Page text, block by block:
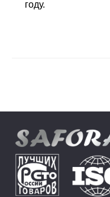
году.